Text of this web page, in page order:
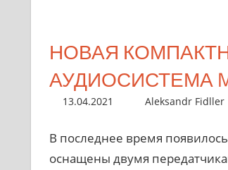
НОВАЯ
АУДИОСИСТЕМА
13.04.2021 Aleksandr Fidller
В последнее время
оснащены двумя